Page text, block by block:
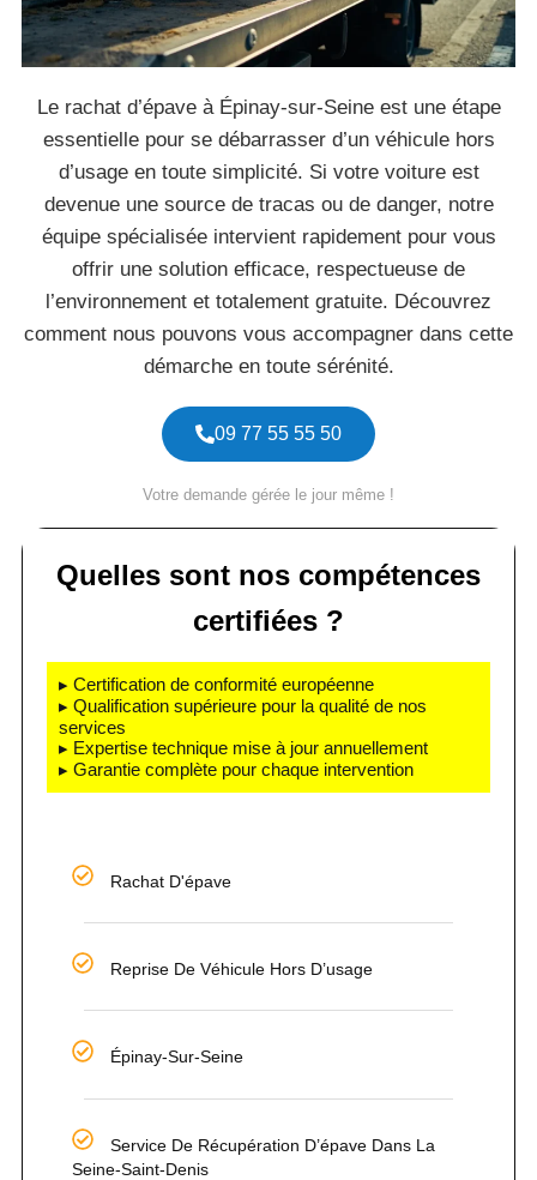
Le rachat d’épave à Épinay-sur-Seine est une étape
essentielle pour se débarrasser d’un véhicule hors
d’usage en toute simplicité. Si votre voiture est
devenue une source de tracas ou de danger, notre
équipe spécialisée intervient rapidement pour vous
offrir une solution efficace, respectueuse de
l’environnement et totalement gratuite. Découvrez
comment nous pouvons vous accompagner dans cette
démarche en toute sérénité.
09 77 55 55 50
Votre demande gérée le jour même !
Quelles sont nos compétences
certifiées ?
▸ Certification de conformité européenne
▸ Qualification supérieure pour la qualité de nos
services
▸ Expertise technique mise à jour annuellement
▸ Garantie complète pour chaque intervention
Rachat D'épave
Reprise De Véhicule Hors D’usage
Épinay-Sur-Seine
Service De Récupération D’épave Dans La
Seine-Saint-Denis